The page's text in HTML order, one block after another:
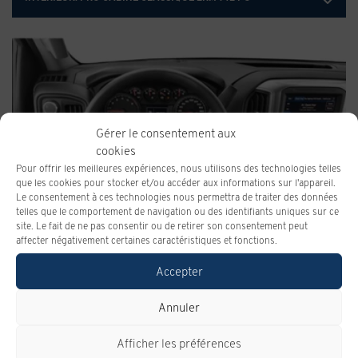
Gérer le consentement aux
cookies
Pour offrir les meilleures expériences, nous utilisons des technologies telles
que les cookies pour stocker et/ou accéder aux informations sur l'appareil.
Le consentement à ces technologies nous permettra de traiter des données
telles que le comportement de navigation ou des identifiants uniques sur ce
site. Le fait de ne pas consentir ou de retirer son consentement peut
affecter négativement certaines caractéristiques et fonctions.
Accepter
Annuler
Afficher les préférences